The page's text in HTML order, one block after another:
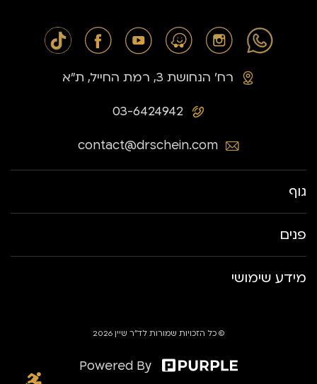
03-6424942
רח׳ הנחושת 3, רמת החייל, ת״א
contact@drschein.com
גוף
פנים
מידע שימושי
© כל הזכויות שמורות לד״ר שיין 2026
Powered By